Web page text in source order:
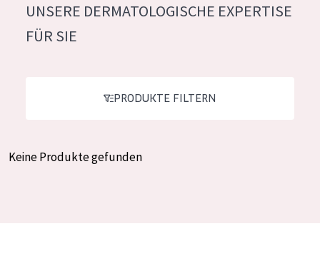
PRODUKTTYP
Feuchtigkeit und Ausstrahlung
Hautregeneration
PRODUKTTYP
French
UNSERE DERMATOLOGISCHE EXPERTISE
FÜR SIE
PRODUKTE FILTERN
Keine Produkte gefunden